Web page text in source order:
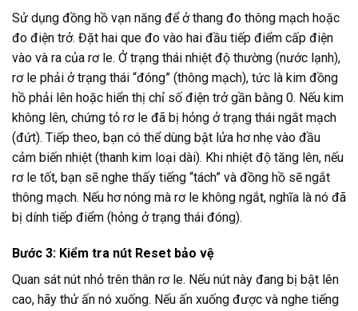
Sử dụng đồng hồ vạn năng để ở thang đo thông mạch hoặc
đo điện trở. Đặt hai que đo vào hai đầu tiếp điểm cấp điện
vào và ra của rơ le. Ở trạng thái nhiệt độ thường (nước lạnh),
rơ le phải ở trạng thái “đóng” (thông mạch), tức là kim đồng
hồ phải lên hoặc hiển thị chỉ số điện trở gần bằng 0. Nếu kim
không lên, chứng tỏ rơ le đã bị hỏng ở trạng thái ngắt mạch
(đứt). Tiếp theo, bạn có thể dùng bật lửa hơ nhẹ vào đầu
cảm biến nhiệt (thanh kim loại dài). Khi nhiệt độ tăng lên, nếu
rơ le tốt, bạn sẽ nghe thấy tiếng “tách” và đồng hồ sẽ ngắt
thông mạch. Nếu hơ nóng mà rơ le không ngắt, nghĩa là nó đã
bị dính tiếp điểm (hỏng ở trạng thái đóng).
Bước 3: Kiểm tra nút Reset bảo vệ
Quan sát nút nhỏ trên thân rơ le. Nếu nút này đang bị bật lên
cao, hãy thử ấn nó xuống. Nếu ấn xuống được và nghe tiếng